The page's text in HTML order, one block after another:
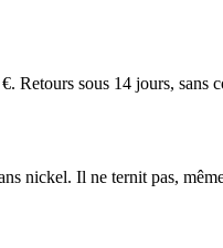
Retours sous 14 jours, sans
nickel. Il ne ternit pas,